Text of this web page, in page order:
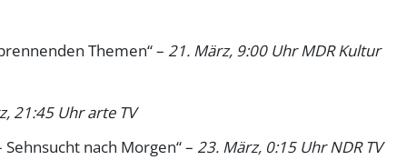
Themen“ – 21. März, 9:00 Uhr MDR Kultur
21:45 Uhr arte TV
nach Morgen“ – 23. März, 0:15 Uhr NDR TV